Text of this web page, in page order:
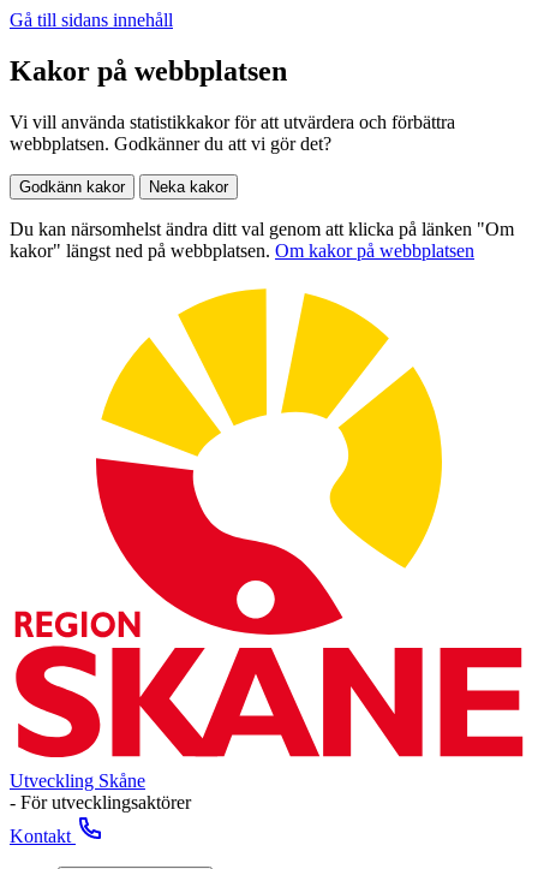
Gå till sidans innehåll
Kakor på webbplatsen
Vi vill använda statistikkakor för att utvärdera och förbättra
webbplatsen. Godkänner du att vi gör det?
Godkänn kakor Neka kakor
Du kan närsomhelst ändra ditt val genom att klicka på länken "Om
kakor" längst ned på webbplatsen. Om kakor på webbplatsen
Utveckling Skåne
- För utvecklingsaktörer
Kontakt